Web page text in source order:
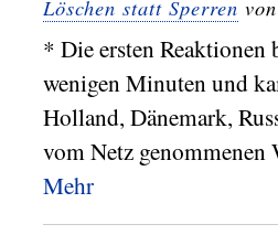
Löschen statt Sperren
* Die ersten Reaktionen
wenigen Minuten und
Holland, Dänemark,
vom Netz genommenen
Mehr